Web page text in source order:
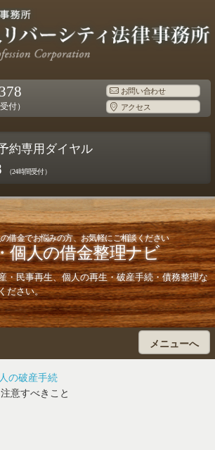
付）
お問い合わせ
アクセス
約専用ダイヤル
（24時間受付）
借金でお悩みの方、お気軽にご相談ください
個人の借金整理ナビ
・民事再生、個人の再生・破産手続・債務整理な
ださい。
メニューへ
の破産手続
意すべきこと